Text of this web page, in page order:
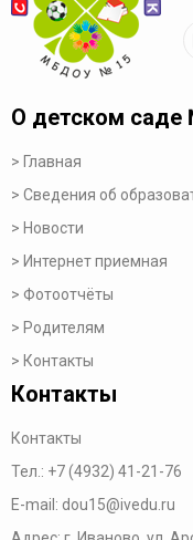
О детском саде
Главная
Сведения об
Новости
Интернет приемная
Фотоотчёты
Родителям
Контакты
Контакты
Контакты
Тел.: +7 (4932) 41-21-76
E-mail: dou15@ivedu.ru